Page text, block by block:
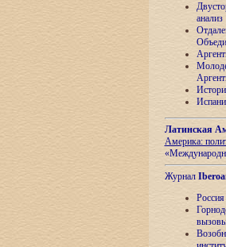
анализ
Латинская
Америка:
Журнал